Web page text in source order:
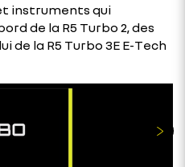
instruments qui
de la R5 Turbo 2, des
de la R5 Turbo 3E E-Tech